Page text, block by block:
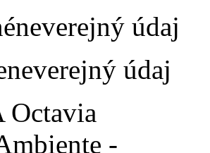
neverejný údaj
neverejný údaj